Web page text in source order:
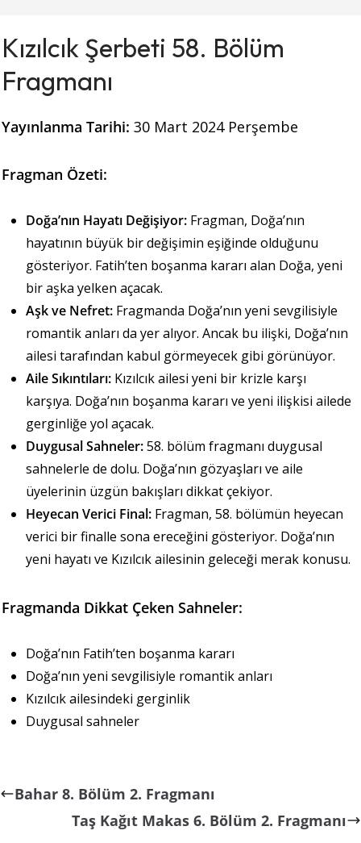
Kızılcık Şerbeti 58. Bölüm
Fragmanı
Yayınlanma Tarihi: 30 Mart 2024 Perşembe
Fragman Özeti:
Doğa’nın Hayatı Değişiyor: Fragman, Doğa’nın
hayatının büyük bir değişimin eşiğinde olduğunu
gösteriyor. Fatih’ten boşanma kararı alan Doğa, yeni
bir aşka yelken açacak.
Aşk ve Nefret: Fragmanda Doğa’nın yeni sevgilisiyle
romantik anları da yer alıyor. Ancak bu ilişki, Doğa’nın
ailesi tarafından kabul görmeyecek gibi görünüyor.
Aile Sıkıntıları: Kızılcık ailesi yeni bir krizle karşı
karşıya. Doğa’nın boşanma kararı ve yeni ilişkisi ailede
gerginliğe yol açacak.
Duygusal Sahneler:58. bölüm fragmanı duygusal
sahnelerle de dolu. Doğa’nın gözyaşları ve aile
üyelerinin üzgün bakışları dikkat çekiyor.
Heyecan Verici Final: Fragman, 58. bölümün heyecan
verici bir finalle sona ereceğini gösteriyor. Doğa’nın
yeni hayatı ve Kızılcık ailesinin geleceği merak konusu.
Fragmanda Dikkat Çeken Sahneler:
Doğa’nın Fatih’ten boşanma kararı
Doğa’nın yeni sevgilisiyle romantik anları
Kızılcık ailesindeki gerginlik
Duygusal sahneler
Bahar 8. Bölüm 2. Fragmanı
Taş Kağıt Makas 6. Bölüm 2. Fragmanı